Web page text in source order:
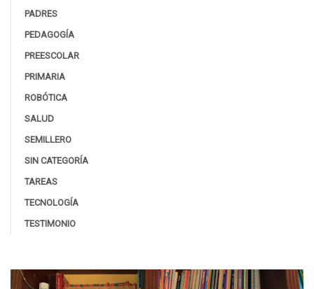
PADRES
PEDAGOGÍA
PREESCOLAR
PRIMARIA
ROBÓTICA
SALUD
SEMILLERO
SIN CATEGORÍA
TAREAS
TECNOLOGÍA
TESTIMONIO